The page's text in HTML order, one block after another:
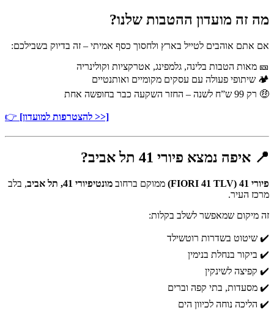
מה זה מועדון ההטבות שלנו?
אם אתם אוהבים לטייל בארץ ולחסוך כסף אמיתי – זה בדיוק בשבילכם:
🎫 מאות הטבות בלינה, גלמפינג, אטרקציות וקולינריה
🏕️ שיתופי פעולה עם עסקים מקומיים ואותנטיים
🤑 רק 99 ש”ח לשנה – החזר השקעה כבר בחופשה אחת
👉 [להצטרפות למועדון >>]
📍 איפה נמצא פיורי 41 תל אביב?
פיורי 41 (FIORI 41 TLV) ממוקם ברחוב מונטיפיורי 41, תל אביב
, בלב
מרכז העיר.
זה מיקום שמאפשר לשלב בקלות:
✔️ שיטוט בשדרות רוטשילד
✔️ ביקור בנחלת בנימין
✔️ קפיצה לשינקין
✔️ מסעדות, בתי קפה וברים
✔️ הליכה נוחה לכיוון הים